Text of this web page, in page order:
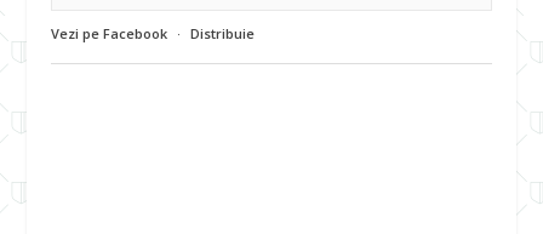
Vezi pe Facebook · Distribuie